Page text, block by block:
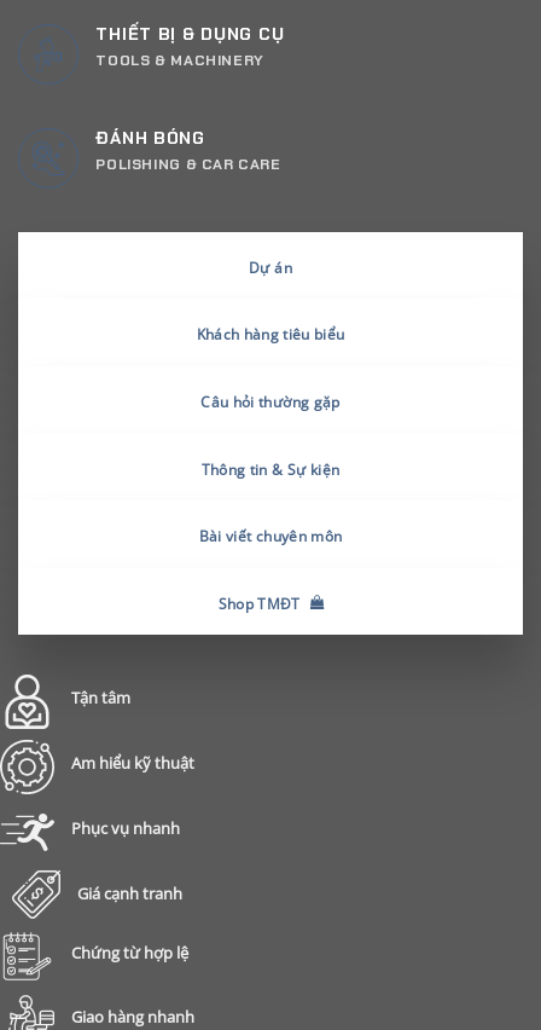
THIẾT BỊ & DỤNG CỤ
TOOLS & MACHINERY
ĐÁNH BÓNG
POLISHING & CAR CARE
Dự án
Khách hàng tiêu biểu
Câu hỏi thường gặp
Thông tin & Sự kiện
Bài viết chuyên môn
Shop TMĐT
Tận tâm
Am hiểu kỹ thuật
Phục vụ nhanh
Giá cạnh tranh
Chứng từ hợp lệ
Giao hàng nhanh